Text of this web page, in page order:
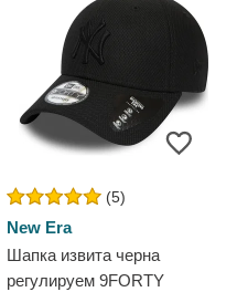
(5)
New Era
Шапка извита черна
регулируем 9FORTY